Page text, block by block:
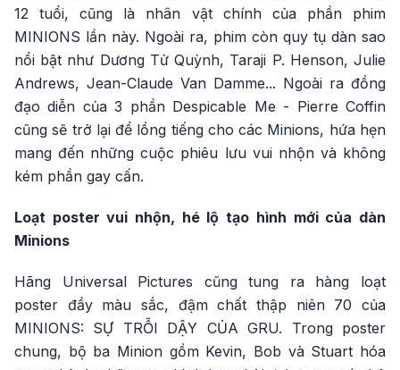
12 tuổi, cũng là nhân vật chính của phần phim
MINIONS lần này. Ngoài ra, phim còn quy tụ dàn sao
nổi bật như Dương Tử Quỳnh, Taraji P. Henson, Julie
Andrews, Jean-Claude Van Damme... Ngoài ra đồng
đạo diễn của 3 phần Despicable Me - Pierre Coffin
cũng sẽ trở lại để lồng tiếng cho các Minions, hứa hẹn
mang đến những cuộc phiêu lưu vui nhộn và không
kém phần gay cấn.
Loạt poster vui nhộn, hé lộ tạo hình mới của dàn
Minions
Hãng Universal Pictures cũng tung ra hàng loạt
poster đầy màu sắc, đậm chất thập niên 70 của
MINIONS: SỰ TRỖI DẬY CỦA GRU. Trong poster
chung, bộ ba Minion gồm Kevin, Bob và Stuart hóa